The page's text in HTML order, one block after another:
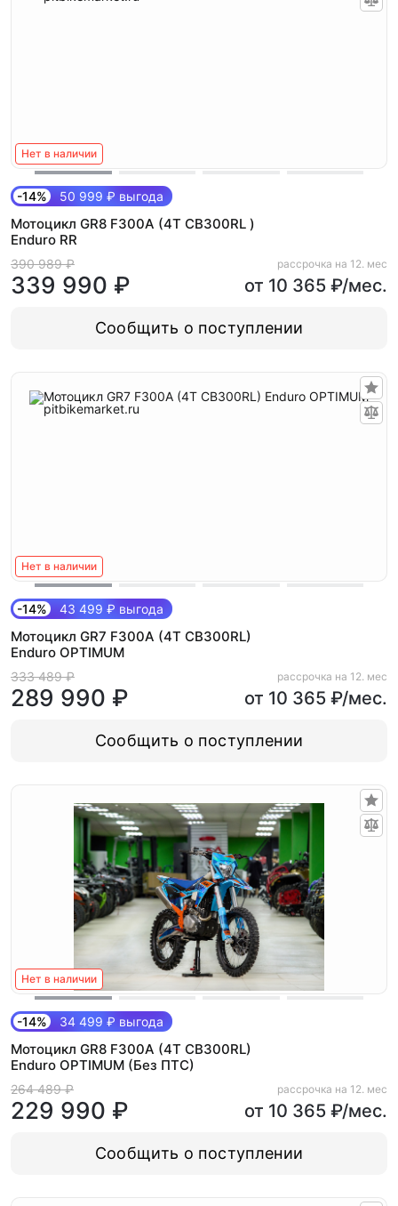
Нет в наличии
-14% 50 999 ₽ выгода
Мотоцикл GR8 F300A (4T CB300RL )
Enduro RR
390 989 ₽
339 990 ₽
рассрочка на 12. мес
от 10 365 ₽/мес.
Сообщить о поступлении
Нет в наличии
-14% 43 499 ₽ выгода
Мотоцикл GR7 F300A (4T CB300RL)
Enduro OPTIMUM
333 489 ₽
289 990 ₽
рассрочка на 12. мес
от 10 365 ₽/мес.
Сообщить о поступлении
Нет в наличии
-14% 34 499 ₽ выгода
Мотоцикл GR8 F300A (4T CB300RL)
Enduro OPTIMUM (Без ПТС)
264 489 ₽
229 990 ₽
рассрочка на 12. мес
от 10 365 ₽/мес.
Сообщить о поступлении